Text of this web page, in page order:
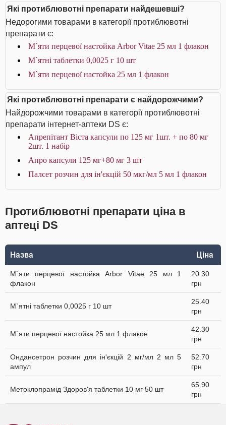
Які протиблювотні препарати найдешевші?
Недорогими товарами в категорії протиблювотні
препарати є:
М`яти перцевої настойка Arbor Vitae 25 мл 1 флакон
М`ятні таблетки 0,0025 г 10 шт
М`яти перцевої настойка 25 мл 1 флакон
Які протиблювотні препарати є найдорожчими?
Найдорожчими товарами в категорії протиблювотні
препарати інтернет-аптеки DS є:
Апрепітант Віста капсули по 125 мг 1шт. + по 80 мг
2шт. 1 набір
Апро капсули 125 мг+80 мг 3 шт
Палсет розчин для ін'єкцій 50 мкг/мл 5 мл 1 флакон
Протиблювотні препарати ціна в
аптеці DS
Назва Ціна
М`яти перцевої настойка Arbor Vitae 25 мл 1
флакон
20.30
грн
М`ятні таблетки 0,0025 г 10 шт
25.40
грн
М`яти перцевої настойка 25 мл 1 флакон
42.30
грн
Ондансетрон розчин для ін'єкцій 2 мг/мл 2 мл 5
ампул
52.70
грн
Метоклопрамід Здоров'я таблетки 10 мг 50 шт
65.90
грн